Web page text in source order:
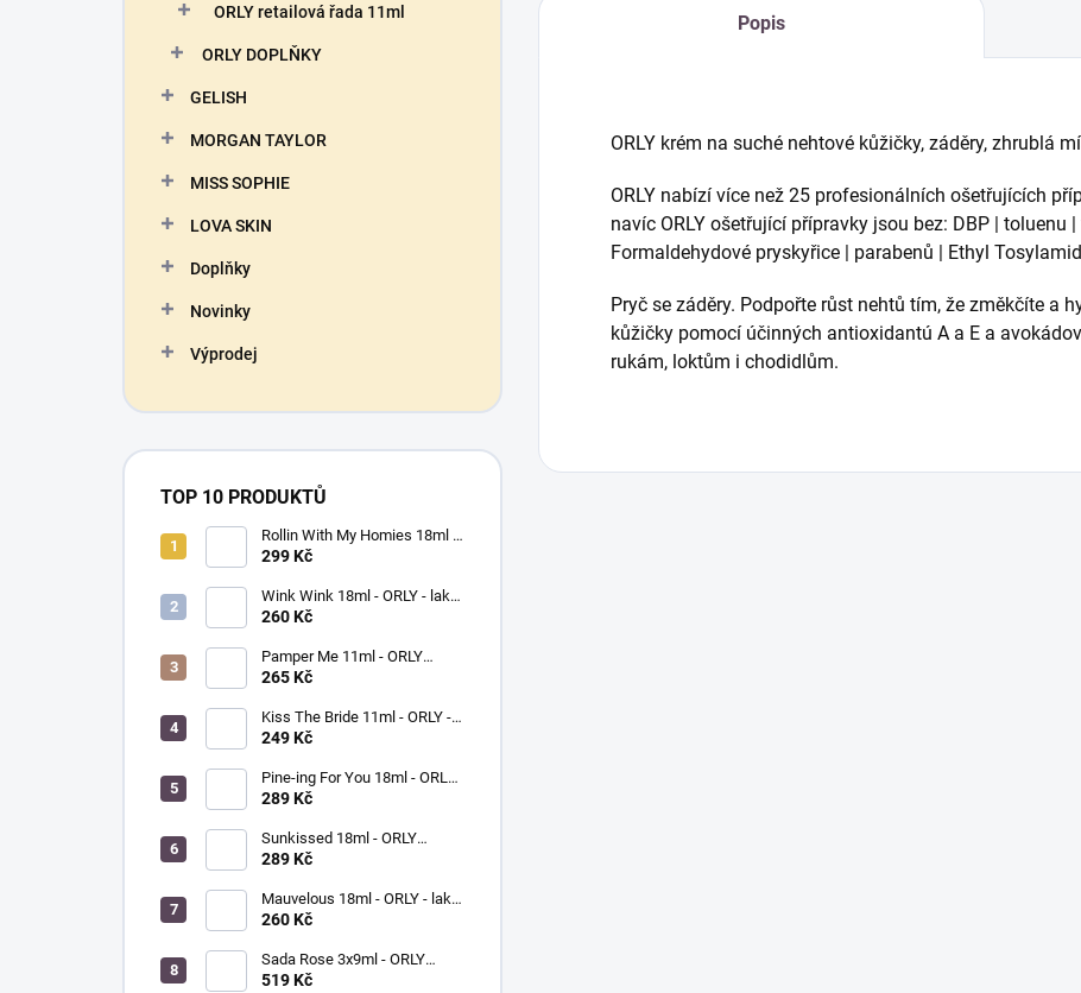
ORLY retailová řada 11ml
ORLY DOPLŇKY
GELISH
MORGAN TAYLOR
MISS SOPHIE
LOVA SKIN
Doplňky
Novinky
Výprodej
TOP 10 PRODUKTŮ
Rollin With My Homies 18ml -
ORLY - lak na nehty
299 Kč
Wink Wink 18ml - ORLY - lak
na nehty
260 Kč
Pamper Me 11ml - ORLY
BREATHABLE - ošetřující lak
265 Kč
Kiss The Bride 11ml - ORLY -
lak na nehty
249 Kč
Pine-ing For You 18ml - ORLY
BREATHABLE - ošetřující
289 Kč
Sunkissed 18ml - ORLY
BREATHABLE - ošetřující
289 Kč
Mauvelous 18ml - ORLY - lak
na nehty
260 Kč
Sada Rose 3x9ml - ORLY
FRENCH MANICURE - sada
519 Kč
Popis
ORLY krém na suché nehtové kůžičky, záděry, zhrublá
ORLY nabízí více než 25 profesionálních ošetřujících
navíc ORLY ošetřující přípravky jsou bez: DBP | toluenu
Formaldehydové pryskyřice | parabenů | Ethyl
Pryč se záděry. Podpořte růst nehtů tím, že změkčíte a
kůžičky pomocí účinných antioxidantú A a E a
rukám, loktům i chodidlům.